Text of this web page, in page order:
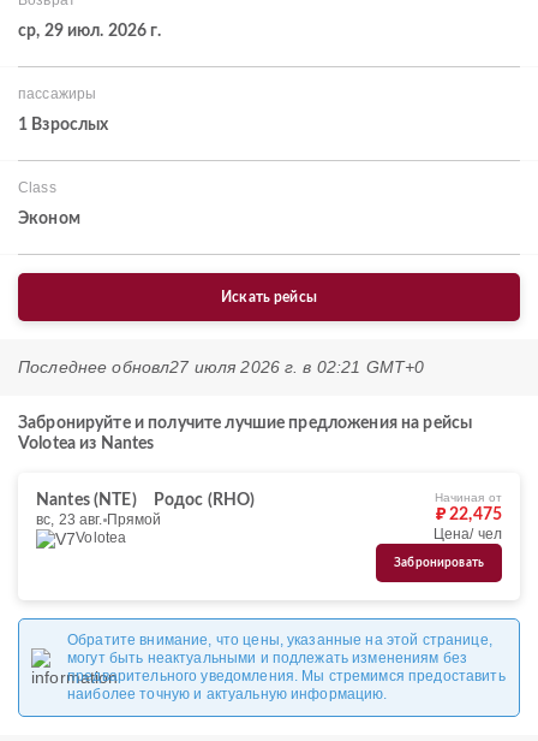
ср, 29 июл. 2026 г.
пассажиры
1 Взрослых
Class
Эконом
Искать рейсы
Последнее обновл27 июля 2026 г. в 02:21 GMT+0
Забронируйте и получите лучшие предложения на рейсы
Volotea из Nantes
Nantes (NTE)
Родос (RHO)
вс, 23 авг. Прямой
Volotea
Начиная от
₽ 22,475
Цена/ чел
Забронировать
Обратите внимание, что цены, указанные на этой странице,
могут быть неактуальными и подлежать изменениям без
предварительного уведомления. Мы стремимся предоставить
наиболее точную и актуальную информацию.